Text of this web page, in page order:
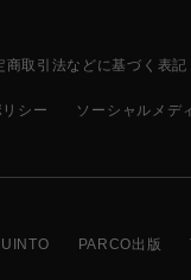
商取引法などに基づく表記
シー ソーシャルメデ
PARCO出版